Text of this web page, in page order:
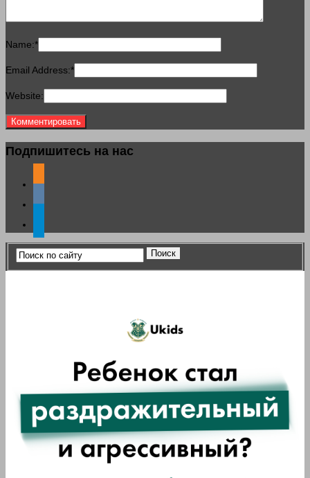
Name:*
Email Address:*
Website:
Подпишитесь на нас